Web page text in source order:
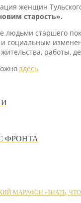
женщин
старость».
людьми старшего
и социальным
работы,
здесь
ФРОНТА
МАРАФОН «ЗНАТЬ,